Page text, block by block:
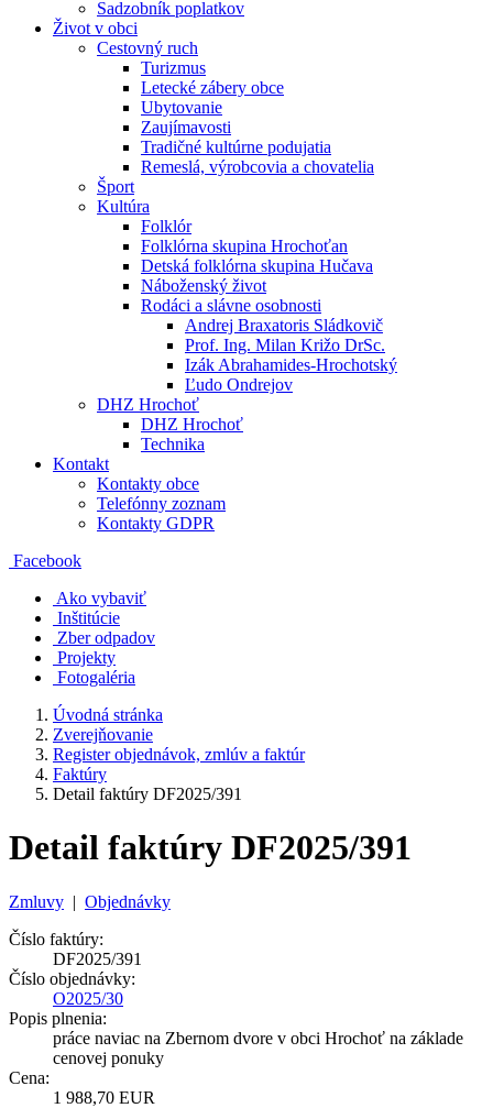
Sadzobník poplatkov
Život v obci
Cestovný ruch
Turizmus
Letecké zábery obce
Ubytovanie
Zaujímavosti
Tradičné kultúrne podujatia
Remeslá, výrobcovia a chovatelia
Šport
Kultúra
Folklór
Folklórna skupina Hrochoťan
Detská folklórna skupina Hučava
Náboženský život
Rodáci a slávne osobnosti
Andrej Braxatoris Sládkovič
Prof. Ing. Milan Križo DrSc.
Izák Abrahamides-Hrochotský
Ľudo Ondrejov
DHZ Hrochoť
DHZ Hrochoť
Technika
Kontakt
Kontakty obce
Telefónny zoznam
Kontakty GDPR
Facebook
Ako vybaviť
Inštitúcie
Zber odpadov
Projekty
Fotogaléria
Úvodná stránka
Zverejňovanie
Register objednávok, zmlúv a faktúr
Faktúry
Detail faktúry DF2025/391
Detail faktúry DF2025/391
Zmluvy | Objednávky
Číslo faktúry:
DF2025/391
Číslo objednávky:
O2025/30
Popis plnenia:
práce naviac na Zbernom dvore v obci Hrochoť na základe
cenovej ponuky
Cena:
1 988,70 EUR